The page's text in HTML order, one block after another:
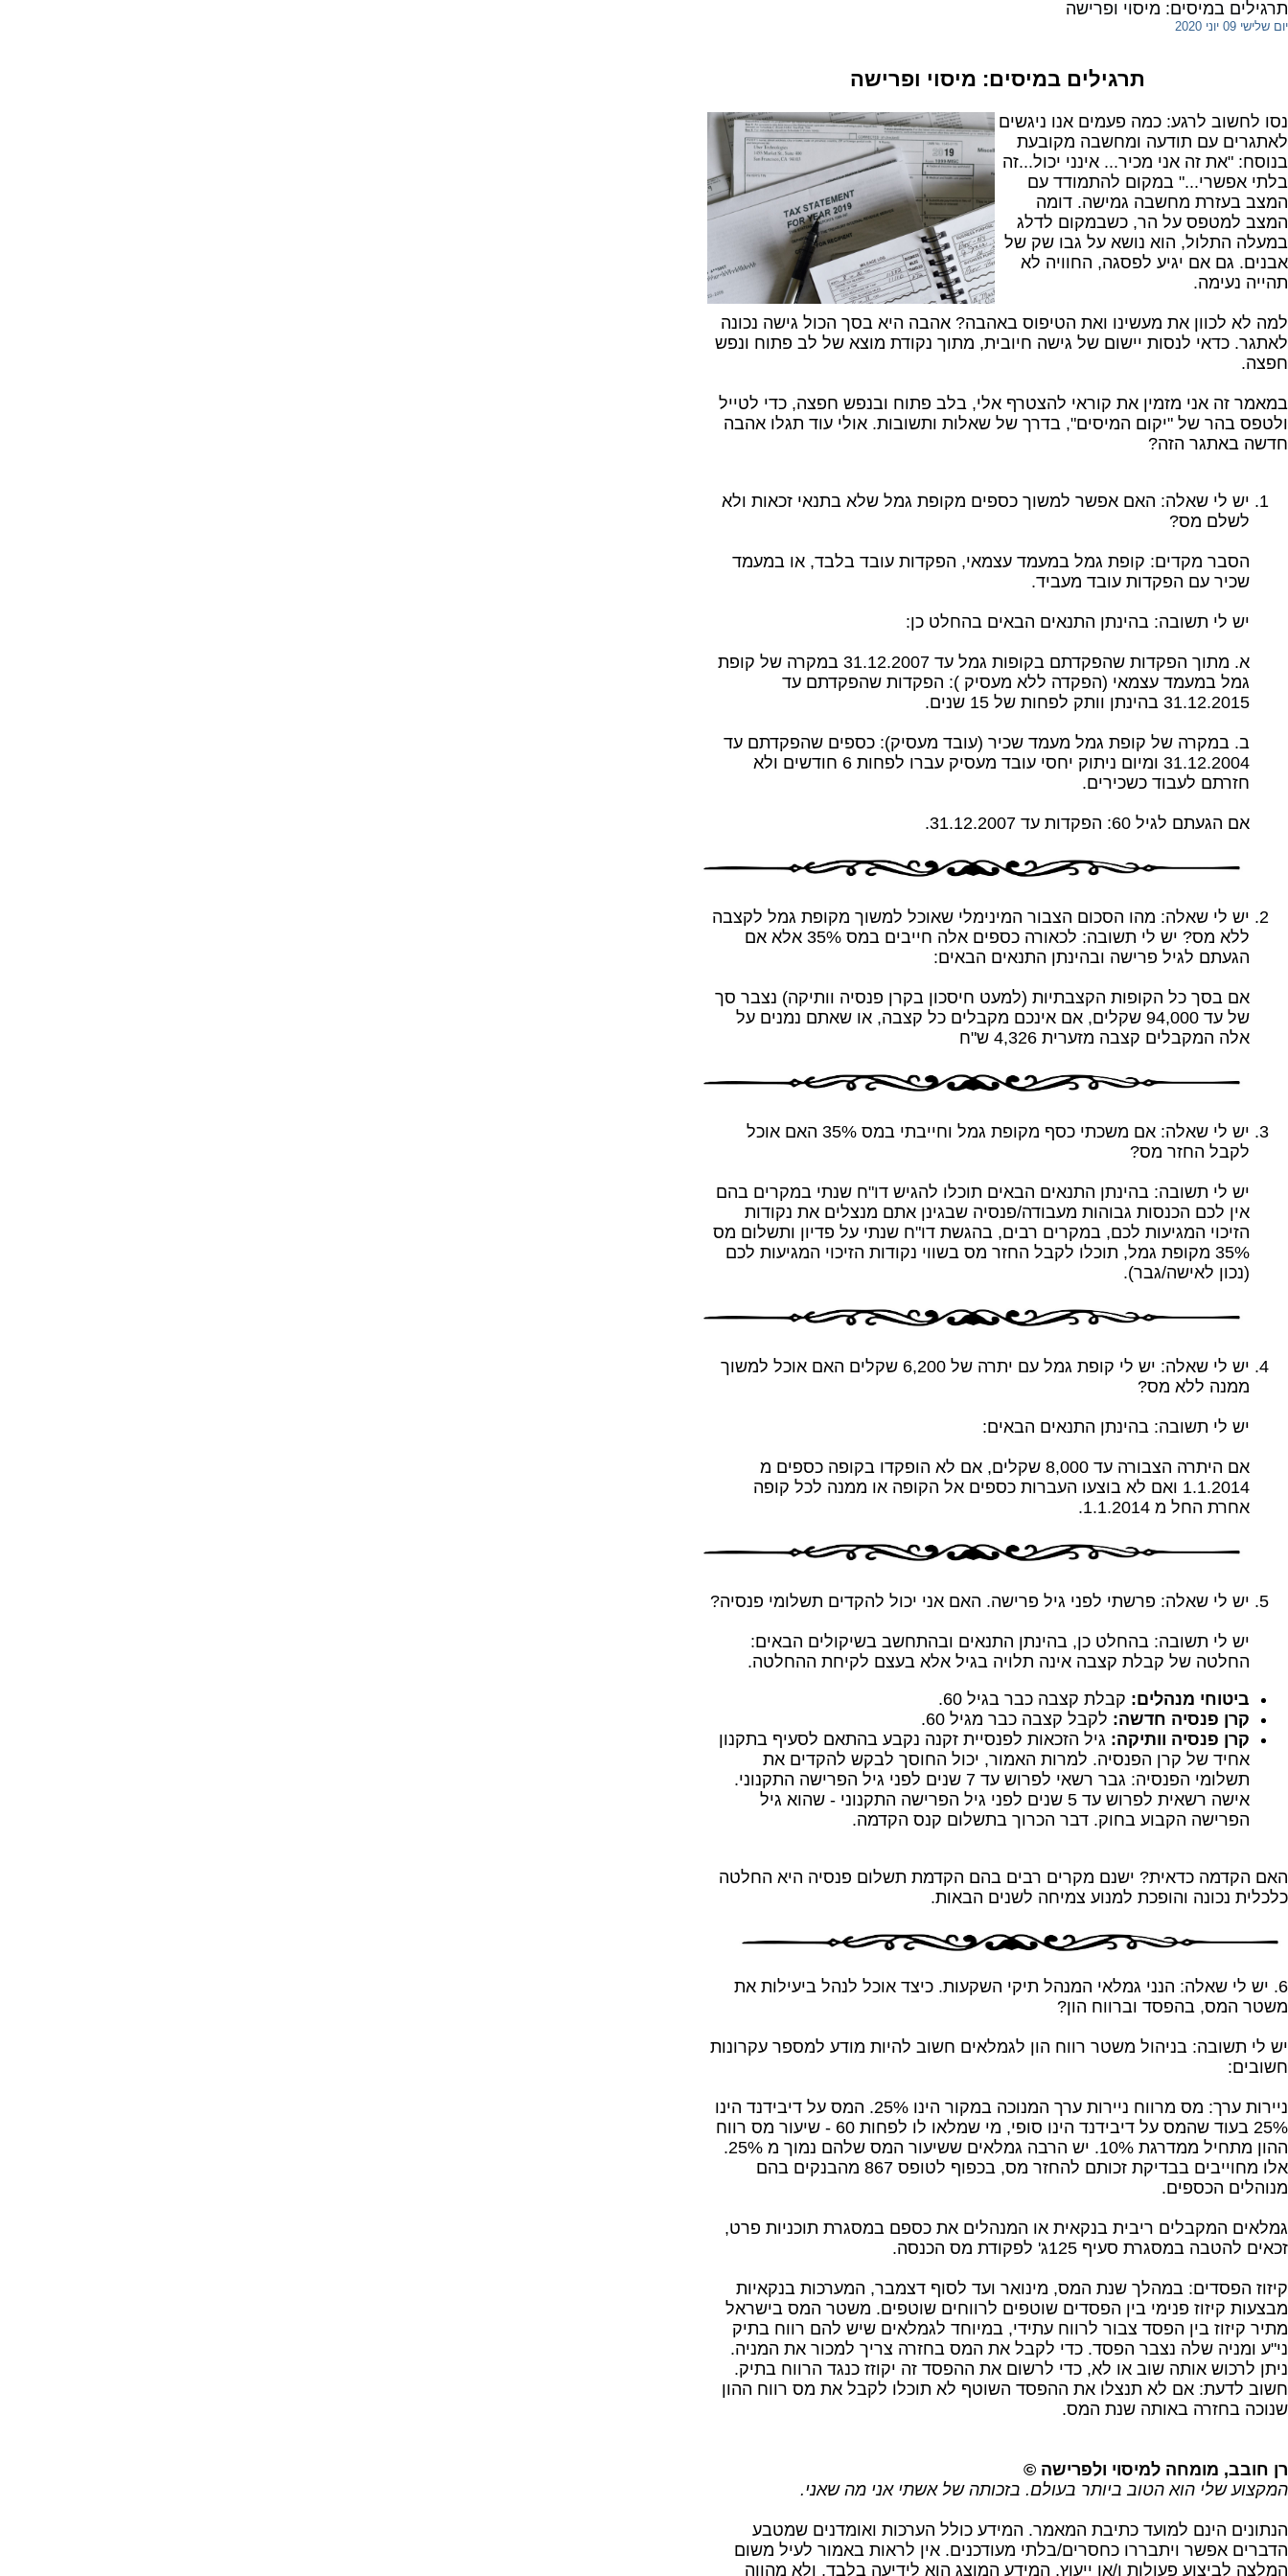
תרגילים במיסים: מיסוי ופרישה
יום שלישי 09 יוני 2020
תרגילים במיסים: מיסוי ופרישה
נסו לחשוב לרגע: כמה פעמים אנו ניגשים
לאתגרים עם תודעה ומחשבה מקובעת
בנוסח: "את זה אני מכיר... אינני יכול...זה
בלתי אפשרי..." במקום להתמודד עם
המצב בעזרת מחשבה גמישה. דומה
המצב למטפס על הר, כשבמקום לדלג
במעלה התלול, הוא נושא על גבו שק של
אבנים. גם אם יגיע לפסגה, החוויה לא
תהייה נעימה.
למה לא לכוון את מעשינו ואת הטיפוס באהבה? אהבה היא בסך הכול גישה נכונה
לאתגר. כדאי לנסות יישום של גישה חיובית, מתוך נקודת מוצא של לב פתוח ונפש
חפצה.
במאמר זה אני מזמין את קוראי להצטרף אלי, בלב פתוח ובנפש חפצה, כדי לטייל
ולטפס בהר של "יקום המיסים", בדרך של שאלות ותשובות. אולי עוד תגלו אהבה
חדשה באתגר הזה?
יש לי שאלה: האם אפשר למשוך כספים מקופת גמל שלא בתנאי זכאות ולא
לשלם מס?
הסבר מקדים: קופת גמל במעמד עצמאי, הפקדות עובד בלבד, או במעמד
שכיר עם הפקדות עובד מעביד.
יש לי תשובה: בהינתן התנאים הבאים בהחלט כן:
א. מתוך הפקדות שהפקדתם בקופות גמל עד 31.12.2007 במקרה של קופת
גמל במעמד עצמאי (הפקדה ללא מעסיק ): הפקדות שהפקדתם עד
31.12.2015 בהינתן וותק לפחות של 15 שנים.
ב. במקרה של קופת גמל מעמד שכיר (עובד מעסיק): כספים שהפקדתם עד
31.12.2004 ומיום ניתוק יחסי עובד מעסיק עברו לפחות 6 חודשים ולא
חזרתם לעבוד כשכירים.
אם הגעתם לגיל 60: הפקדות עד 31.12.2007.
יש לי שאלה: מהו הסכום הצבור המינימלי שאוכל למשוך מקופת גמל לקצבה
ללא מס? יש לי תשובה: לכאורה כספים אלה חייבים במס 35% אלא אם
הגעתם לגיל פרישה ובהינתן התנאים הבאים:
אם בסך כל הקופות הקצבתיות (למעט חיסכון בקרן פנסיה וותיקה) נצבר סך
של עד 94,000 שקלים, אם אינכם מקבלים כל קצבה, או שאתם נמנים על
אלה המקבלים קצבה מזערית 4,326 ש"ח
יש לי שאלה: אם משכתי כסף מקופת גמל וחייבתי במס 35% האם אוכל
לקבל החזר מס?
יש לי תשובה: בהינתן התנאים הבאים תוכלו להגיש דו"ח שנתי במקרים בהם
אין לכם הכנסות גבוהות מעבודה/פנסיה שבגינן אתם מנצלים את נקודות
הזיכוי המגיעות לכם, במקרים רבים, בהגשת דו"ח שנתי על פדיון ותשלום מס
35% מקופת גמל, תוכלו לקבל החזר מס בשווי נקודות הזיכוי המגיעות לכם
(נכון לאישה/גבר).
יש לי שאלה: יש לי קופת גמל עם יתרה של 6,200 שקלים האם אוכל למשוך
ממנה ללא מס?
יש לי תשובה: בהינתן התנאים הבאים:
אם היתרה הצבורה עד 8,000 שקלים, אם לא הופקדו בקופה כספים מ
1.1.2014 ואם לא בוצעו העברות כספים אל הקופה או ממנה לכל קופה
אחרת החל מ 1.1.2014.
יש לי שאלה: פרשתי לפני גיל פרישה. האם אני יכול להקדים תשלומי פנסיה?
יש לי תשובה: בהחלט כן, בהינתן התנאים ובהתחשב בשיקולים הבאים:
החלטה של קבלת קצבה אינה תלויה בגיל אלא בעצם לקיחת ההחלטה.
ביטוחי מנהלים: קבלת קצבה כבר בגיל 60.
קרן פנסיה חדשה: לקבל קצבה כבר מגיל 60.
קרן פנסיה וותיקה: גיל הזכאות לפנסיית זקנה נקבע בהתאם לסעיף בתקנון
אחיד של קרן הפנסיה. למרות האמור, יכול החוסך לבקש להקדים את
תשלומי הפנסיה: גבר רשאי לפרוש עד 7 שנים לפני גיל הפרישה התקנוני.
אישה רשאית לפרוש עד 5 שנים לפני גיל הפרישה התקנוני - שהוא גיל
הפרישה הקבוע בחוק. דבר הכרוך בתשלום קנס הקדמה.
האם הקדמה כדאית? ישנם מקרים רבים בהם הקדמת תשלום פנסיה היא החלטה
כלכלית נכונה והופכת למנוע צמיחה לשנים הבאות.
​6. יש לי שאלה: הנני גמלאי המנהל תיקי השקעות. כיצד אוכל לנהל ביעילות את
משטר המס, בהפסד וברווח הון?
יש לי תשובה: בניהול משטר רווח הון לגמלאים חשוב להיות מודע למספר עקרונות
חשובים:
ניירות ערך: מס מרווח ניירות ערך המנוכה במקור הינו 25%. המס על דיבידנד הינו
25% בעוד שהמס על דיבידנד הינו סופי, מי שמלאו לו לפחות 60 - שיעור מס רווח
ההון מתחיל ממדרגת 10%. יש הרבה גמלאים ששיעור המס שלהם נמוך מ 25%.
אלו מחוייבים בבדיקת זכותם להחזר מס, בכפוף לטופס 867 מהבנקים בהם
מנוהלים הכספים.
גמלאים המקבלים ריבית בנקאית או המנהלים את כספם במסגרת תוכניות פרט,
זכאים להטבה במסגרת סעיף 125ג' לפקודת מס הכנסה.
קיזוז הפסדים: במהלך שנת המס, מינואר ועד לסוף דצמבר, המערכות בנקאיות
מבצעות קיזוז פנימי בין הפסדים שוטפים לרווחים שוטפים. משטר המס בישראל
מתיר קיזוז בין הפסד צבור לרווח עתידי, במיוחד לגמלאים שיש להם רווח בתיק
ני"ע ומניה שלה נצבר הפסד. כדי לקבל את המס בחזרה צריך למכור את המניה.
ניתן לרכוש אותה שוב או לא, כדי לרשום את ההפסד זה יקוזז כנגד הרווח בתיק.
חשוב לדעת: אם לא תנצלו את ההפסד השוטף לא תוכלו לקבל את מס רווח ההון
שנוכה בחזרה באותה שנת המס.
רן חובב, מומחה למיסוי ולפרישה ©
המקצוע שלי הוא הטוב ביותר בעולם. בזכותה של אשתי אני מה שאני.
הנתונים הינם למועד כתיבת המאמר. המידע כולל הערכות ואומדנים שמטבע
הדברים אפשר ויתבררו כחסרים/בלתי מעודכנים. אין לראות באמור לעיל משום
המלצה לביצוע פעולות ו/או ייעוץ, המידע המוצג הוא לידיעה בלבד, ולא מהווה